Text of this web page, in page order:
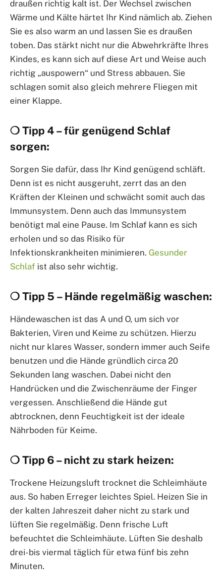
draußen richtig kalt ist. Der Wechsel zwischen
Wärme und Kälte härtet Ihr Kind nämlich ab. Ziehen
Sie es also warm an und lassen Sie es draußen
toben. Das stärkt nicht nur die Abwehrkräfte Ihres
Kindes, es kann sich auf diese Art und Weise auch
richtig „auspowern“ und Stress abbauen. Sie
schlagen somit also gleich mehrere Fliegen mit
einer Klappe.
❍ Tipp 4 – für genügend Schlaf
sorgen:
Sorgen Sie dafür, dass Ihr Kind genügend schläft.
Denn ist es nicht ausgeruht, zerrt das an den
Kräften der Kleinen und schwächt somit auch das
Immunsystem. Denn auch das Immunsystem
benötigt mal eine Pause. Im Schlaf kann es sich
erholen und so das Risiko für
Infektionskrankheiten minimieren. Gesunder
Schlaf ist also sehr wichtig.
❍ Tipp 5 – Hände regelmäßig waschen:
Händewaschen ist das A und O, um sich vor
Bakterien, Viren und Keime zu schützen. Hierzu
nicht nur klares Wasser, sondern immer auch Seife
benutzen und die Hände gründlich circa 20
Sekunden lang waschen. Dabei nicht den
Handrücken und die Zwischenräume der Finger
vergessen. Anschließend die Hände gut
abtrocknen, denn Feuchtigkeit ist der ideale
Nährboden für Keime.
❍ Tipp 6 – nicht zu stark heizen:
Trockene Heizungsluft trocknet die Schleimhäute
aus. So haben Erreger leichtes Spiel. Heizen Sie in
der kalten Jahreszeit daher nicht zu stark und
lüften Sie regelmäßig. Denn frische Luft
befeuchtet die Schleimhäute. Lüften Sie deshalb
drei- bis viermal täglich für etwa fünf bis zehn
Minuten.